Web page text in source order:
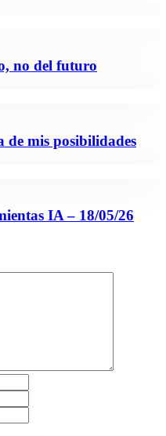
no del futuro
de mis posibilidades
IA – 18/05/26